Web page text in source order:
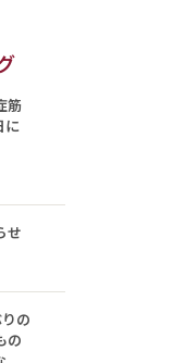
筋
に
せ
の
の